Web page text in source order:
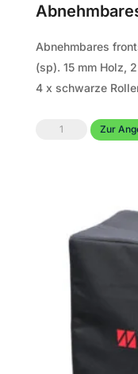
Abnehmbares
(sp). 15 mm Holz,
4 x schwarze
AbnehmbaresZur